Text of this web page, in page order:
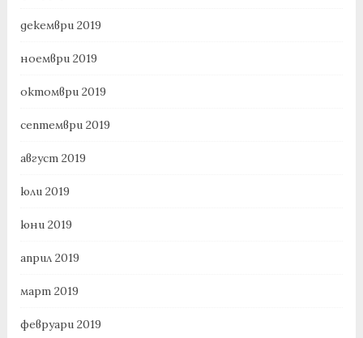
декември 2019
ноември 2019
октомври 2019
септември 2019
август 2019
юли 2019
юни 2019
април 2019
март 2019
февруари 2019